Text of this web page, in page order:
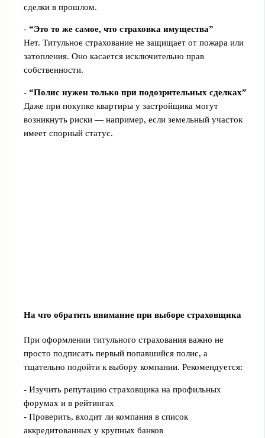
сделки в прошлом.
- “Это то же самое, что страховка имущества”
Нет. Титульное страхование не защищает от пожара или
затопления. Оно касается исключительно прав
собственности.
- “Полис нужен только при подозрительных сделках”
Даже при покупке квартиры у застройщика могут
возникнуть риски — например, если земельный участок
имеет спорный статус.
На что обратить внимание при выборе страховщика
При оформлении титульного страхования важно не
просто подписать первый попавшийся полис, а
тщательно подойти к выбору компании. Рекомендуется:
- Изучить репутацию страховщика на профильных
форумах и в рейтингах
- Проверить, входит ли компания в список
аккредитованных у крупных банков